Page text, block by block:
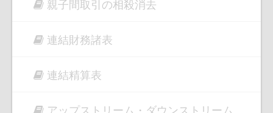
親子間取引の相殺消去
連結財務諸表
連結精算表
アップストリーム・ダウンストリーム